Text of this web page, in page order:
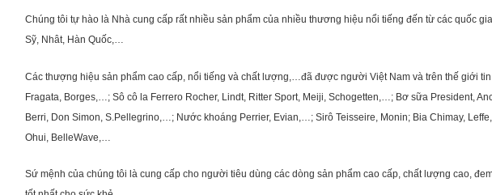
Chúng tôi tự hào là Nhà cung cấp rất nhiều sản phẩm của nhiều thương hiệu nổi tiếng đến từ các quốc
Sỹ, Nhât, Hàn Quốc,…
Các thượng hiệu sản phẩm cao cấp, nổi tiếng và chất lượng,…đã được người Việt Nam và trên thế giới
Fragata, Borges,…; Sô cô la Ferrero Rocher, Lindt, Ritter Sport, Meiji, Schogetten,…; Bơ sữa President,
Berri, Don Simon, S.Pellegrino,…; Nước khoáng Perrier, Evian,…; Sirô Teisseire, Monin; Bia Chimay,
Ohui, BelleWave,…
Sứ mệnh của chúng tôi là cung cấp cho người tiêu dùng các dòng sản phẩm cao cấp, chất lượng cao,